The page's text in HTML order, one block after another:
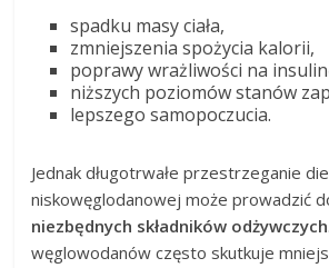
spadku masy ciała,
zmniejszenia spożycia kalorii,
poprawy wrażliwości na
niższych poziomów stanów
lepszego samopoczucia.
Jednak długotrwałe przestrzeganie
niskowęglodanowej może prowadzić
niezbędnych składników odżywczych
węglowodanów często skutkuje